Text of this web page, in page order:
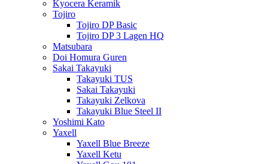
Kyocera Keramik
Tojiro
Tojiro DP Basic
Tojiro DP 3 Lagen HQ
Matsubara
Doi Homura Guren
Sakai Takayuki
Takayuki TUS
Sakai Takayuki
Takayuki Zelkova
Takayuki Blue Steel II
Yoshimi Kato
Yaxell
Yaxell Blue Breeze
Yaxell Ketu